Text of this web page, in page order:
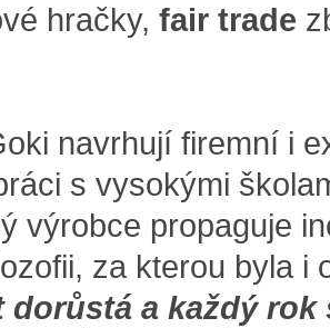
hračky, fair trade
navrhují firemní i
s vysokými
výrobce propaguje
za kterou byla i
dorůstá a každý